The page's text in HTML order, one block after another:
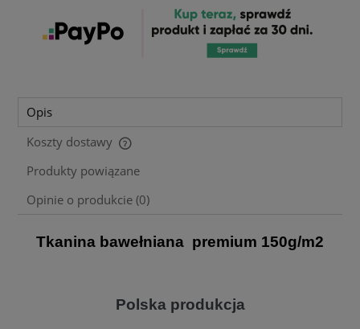
Opis
Koszty dostawy
Cena nie zawiera ewentualnych kosztów płatności
Produkty powiązane
Opinie o produkcie (0)
Tkanina bawełniana premium 150g/m2
Polska produkcja